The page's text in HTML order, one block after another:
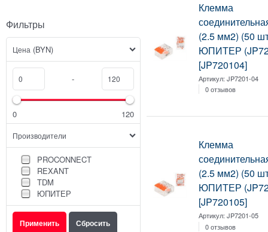
Фильтры
Цена (BYN)
-
0 120
Производители
PROCONNECT
REXANT
TDM
ЮПИТЕР
Клемма
(2.5 мм2) (50
ЮПИТЕР
[JP720104]
Артикул:JP7201-04
0 отзывов
Клемма
(2.5 мм2) (50
ЮПИТЕР
[JP720105]
Артикул:JP7201-05
0 отзывов